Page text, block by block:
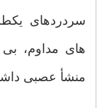
سردردهای
های مداوم،
منشأ عصبی